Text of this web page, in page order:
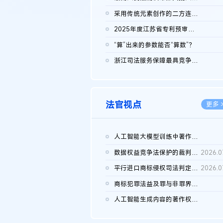
采用传统元素创作的二方连续装饰图案作品的独创性及侵权对比认定
2025年度江苏省专利预审典型案例
“算”出来的参数能否“算数”？
浙江司法服务保障最具竞争力营商环境建设典型案例（第二批）含侵...
法官视点 更多
人工智能大模型训练中著作权的合理使用
数据权益竞争法保护的裁判路径构建
平行进口商标侵权司法判定规则的困境与纾解
商标犯罪法益及罪与非罪界限研究
人工智能生成内容的著作权司法认定：演进逻辑、现实困境与规则建...